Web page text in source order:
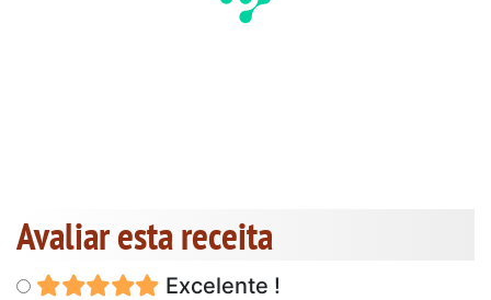
Avaliar esta receita
Excelente !